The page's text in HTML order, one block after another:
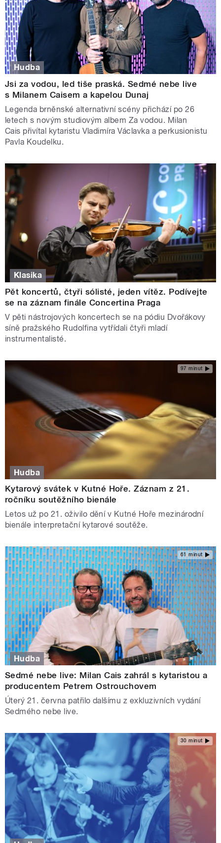
Hudba
Jsi za vodou, led tiše praská. Sedmé nebe live
s Milanem Caisem a kapelou Dunaj
Legenda brněnské alternativní scény přichází po 26
letech s novým studiovým albem Za vodou. Milan
Cais přivítal kytaristu Vladimíra Václavka a perkusionistu
Pavla Koudelku.
Klasika
Pět koncertů, čtyři sólisté, jeden vítěz. Podívejte
se na záznam finále Concertina Praga
V pěti nástrojových koncertech se na pódiu Dvořákovy
síně pražského Rudolfina vytřídali čtyři mladí
instrumentalisté.
97 minut
Hudba
Kytarový svátek v Kutné Hoře. Záznam z 21.
ročníku soutěžního bienále
Letos už po 21. oživilo dění v Kutné Hoře mezinárodní
bienále interpretační kytarové soutěže.
61 minut
Hudba
Sedmé nebe live: Milan Cais zahrál s kytaristou a
producentem Petrem Ostrouchovem
Úterý 21. června patřilo dalšímu z exkluzivních vydání
Sedmého nebe live.
30 minut